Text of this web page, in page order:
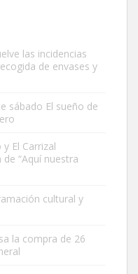
hace menos de un mes,
las incidencias
de envases y
sábado El sueño de
El Carrizal
“Aquí nuestra
cultural y
la compra de 26